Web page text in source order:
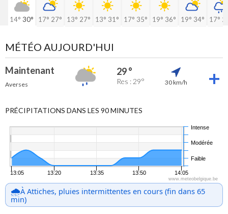
14° 30° 17° 27° 13° 27° 13° 31° 17° 35° 19° 36° 19° 34° 17°
MÉTÉO AUJOURD'HUI
Maintenant
Averses
29 °
Res : 29° 30 km/h
PRÉCIPITATIONS DANS LES 90 MINUTES
13:05 13:20 13:35 13:50 14:05
Faible
Modérée
Intense
www.meteobelgique.be
🌧️À Attiches, pluies intermittentes en cours (fin dans 65
min)